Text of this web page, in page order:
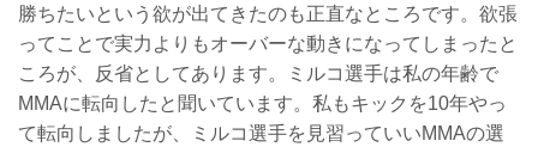
勝ちたいという欲が出てきたのも正直なところです。欲張
ってことで実力よりもオーバーな動きになってしまったと
ころが、反省としてあります。ミルコ選手は私の年齢で
MMAに転向したと聞いています。私もキックを10年やっ
て転向しましたが、ミルコ選手を見習っていいMMAの選